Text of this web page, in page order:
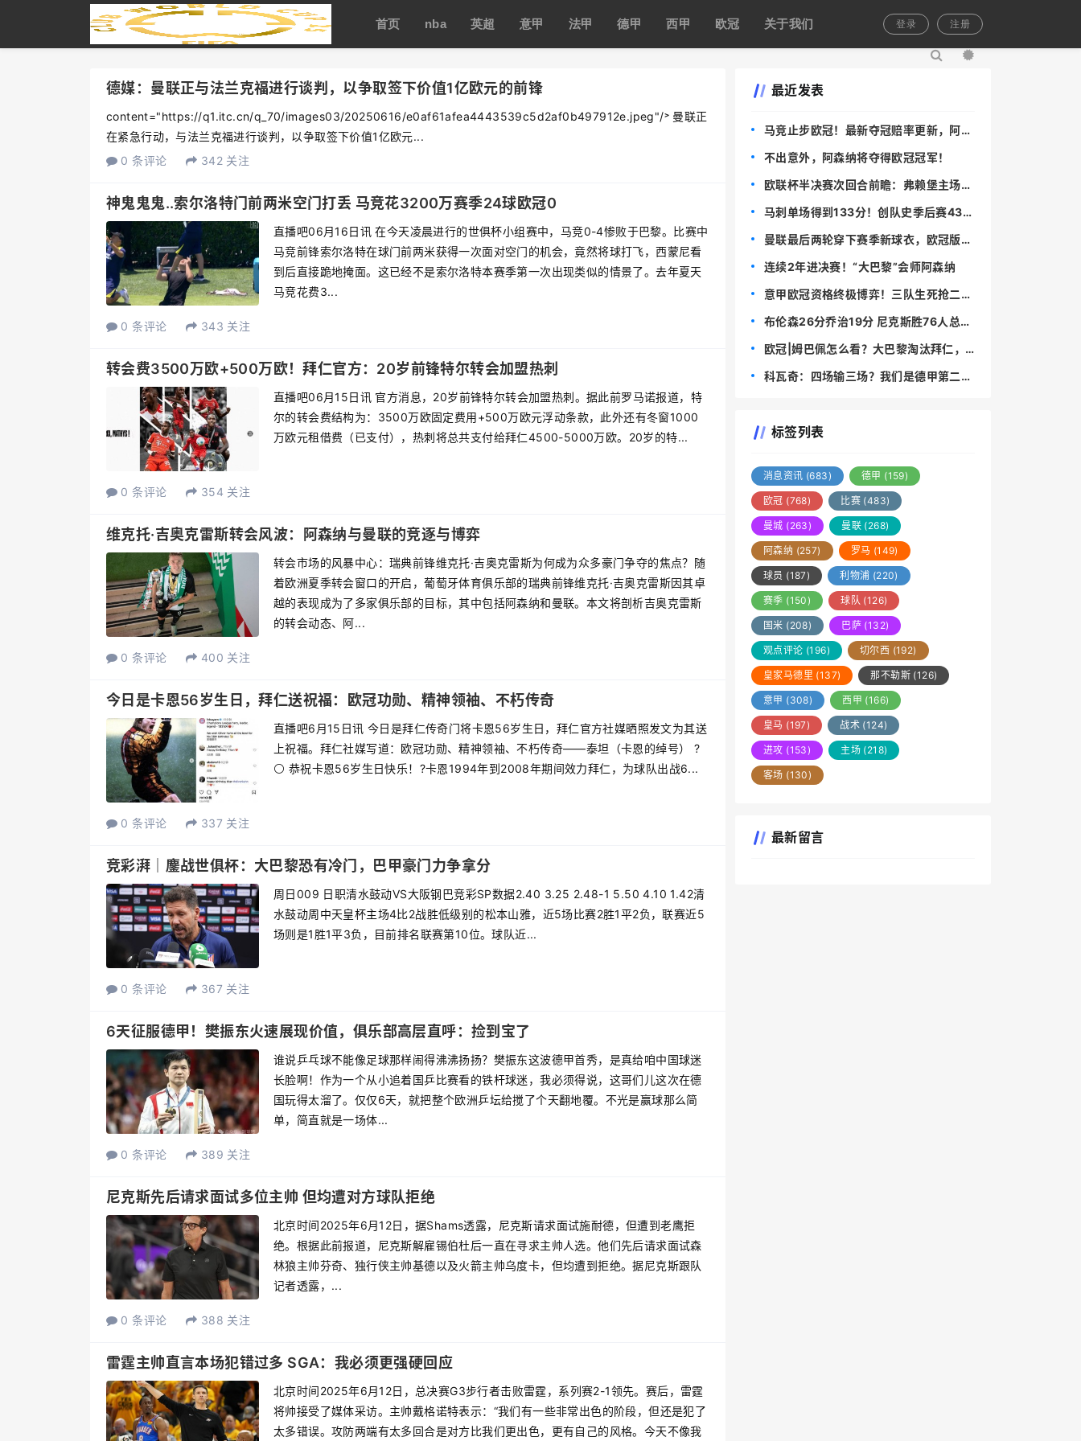
首页 nba 英超 意甲 法甲 德甲 西甲 欧冠 关于我们 登录 注册
德媒：曼联正与法兰克福进行谈判，以争取签下价值1亿欧元的前锋
content="https://q1.itc.cn/q_70/images03/20250616/e0af61afea4443539c5d2af0b497912e.jpeg"/˃ 曼联正
在紧急行动，与法兰克福进行谈判，以争取签下价值1亿欧元...
0 条评论
342 关注
神鬼鬼鬼..索尔洛特门前两米空门打丢 马竞花3200万赛季24球欧冠0
直播吧06月16日讯 在今天凌晨进行的世俱杯小组赛中，马竞0-4惨败于巴黎。比赛中
马竞前锋索尔洛特在球门前两米获得一次面对空门的机会，竟然将球打飞，西蒙尼看
到后直接跪地掩面。这已经不是索尔洛特本赛季第一次出现类似的情景了。去年夏天
马竞花费3...
0 条评论 343 关注
转会费3500万欧+500万欧！拜仁官方：20岁前锋特尔转会加盟热刺
直播吧06月15日讯 官方消息，20岁前锋特尔转会加盟热刺。据此前罗马诺报道，特
尔的转会费结构为：3500万欧固定费用+500万欧元浮动条款，此外还有冬窗1000
万欧元租借费（已支付），热刺将总共支付给拜仁4500-5000万欧。20岁的特...
0 条评论 354 关注
维克托·吉奥克雷斯转会风波：阿森纳与曼联的竞逐与博弈
转会市场的风暴中心：瑞典前锋维克托·吉奥克雷斯为何成为众多豪门争夺的焦点？随
着欧洲夏季转会窗口的开启，葡萄牙体育俱乐部的瑞典前锋维克托·吉奥克雷斯因其卓
越的表现成为了多家俱乐部的目标，其中包括阿森纳和曼联。本文将剖析吉奥克雷斯
的转会动态、阿...
0 条评论 400 关注
今日是卡恩56岁生日，拜仁送祝福：欧冠功勋、精神领袖、不朽传奇
直播吧6月15日讯 今日是拜仁传奇门将卡恩56岁生日，拜仁官方社媒晒照发文为其送
上祝福。拜仁社媒写道：欧冠功勋、精神领袖、不朽传奇——泰坦（卡恩的绰号） ?
⚪️ 恭祝卡恩56岁生日快乐！?卡恩1994年到2008年期间效力拜仁，为球队出战6...
0 条评论 337 关注
竞彩湃｜鏖战世俱杯：大巴黎恐有冷门，巴甲豪门力争拿分
周日009 日职清水鼓动VS大阪钢巴竞彩SP数据2.40 3.25 2.48-1 5.50 4.10 1.42清
水鼓动周中天皇杯主场4比2战胜低级别的松本山雅，近5场比赛2胜1平2负，联赛近5
场则是1胜1平3负，目前排名联赛第10位。球队近...
0 条评论 367 关注
6天征服德甲！樊振东火速展现价值，俱乐部高层直呼：捡到宝了
谁说乒乓球不能像足球那样闹得沸沸扬扬？樊振东这波德甲首秀，是真给咱中国球迷
长脸啊！作为一个从小追着国乒比赛看的铁杆球迷，我必须得说，这哥们儿这次在德
国玩得太溜了。仅仅6天，就把整个欧洲乒坛给搅了个天翻地覆。不光是赢球那么简
单，简直就是一场体...
0 条评论 389 关注
尼克斯先后请求面试多位主帅 但均遭对方球队拒绝
北京时间2025年6月12日，据Shams透露，尼克斯请求面试施耐德，但遭到老鹰拒
绝。根据此前报道，尼克斯解雇锡伯杜后一直在寻求主帅人选。他们先后请求面试森
林狼主帅芬奇、独行侠主帅基德以及火箭主帅乌度卡，但均遭到拒绝。据尼克斯跟队
记者透露，...
0 条评论 388 关注
雷霆主帅直言本场犯错过多 SGA：我必须更强硬回应
北京时间2025年6月12日，总决赛G3步行者击败雷霆，系列赛2-1领先。赛后，雷霆
将帅接受了媒体采访。主帅戴格诺特表示：“我们有一些非常出色的阶段，但还是犯了
太多错误。攻防两端有太多回合是对方比我们更出色，更有自己的风格。今天不像我
最近发表
马竞止步欧冠！最新夺冠赔率更新，阿森
不出意外，阿森纳将夺得欧冠冠军！
欧联杯半决赛次回合前瞻：弗赖堡主场死
马刺单场得到133分！创队史季后赛43年
曼联最后两轮穿下赛季新球衣，欧冠版曝
连续2年进决赛！“大巴黎”会师阿森纳
意甲欧冠资格终极博弈！三队生死抢二，
布伦森26分乔治19分 尼克斯胜76人总分
欧冠|姆巴佩怎么看？大巴黎淘汰拜仁，
科瓦奇：四场输三场？我们是德甲第二；
标签列表
消息资讯 (683) 德甲 (159)
欧冠 (768) 比赛 (483)
曼城 (263) 曼联 (268)
阿森纳 (257) 罗马 (149)
球员 (187) 利物浦 (220)
赛季 (150) 球队 (126)
国米 (208) 巴萨 (132)
观点评论 (196) 切尔西 (192)
皇家马德里 (137) 那不勒斯 (126)
意甲 (308) 西甲 (166)
皇马 (197) 战术 (124)
进攻 (153) 主场 (218)
客场 (130)
最新留言